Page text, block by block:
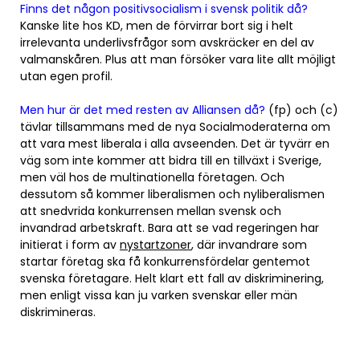
Finns det någon positivsocialism i svensk politik då?
Kanske lite hos KD, men de förvirrar bort sig i helt
irrelevanta underlivsfrågor som avskräcker en del av
valmanskåren. Plus att man försöker vara lite allt möjligt
utan egen profil.
Men hur är det med resten av Alliansen då? (fp) och (c)
tävlar tillsammans med de nya Socialmoderaterna om
att vara mest liberala i alla avseenden. Det är tyvärr en
väg som inte kommer att bidra till en tillväxt i Sverige,
men väl hos de multinationella företagen. Och
dessutom så kommer liberalismen och nyliberalismen
att snedvrida konkurrensen mellan svensk och
invandrad arbetskraft. Bara att se vad regeringen har
initierat i form av nystartzoner, där invandrare som
startar företag ska få konkurrensfördelar gentemot
svenska företagare. Helt klart ett fall av diskriminering,
men enligt vissa kan ju varken svenskar eller män
diskrimineras.